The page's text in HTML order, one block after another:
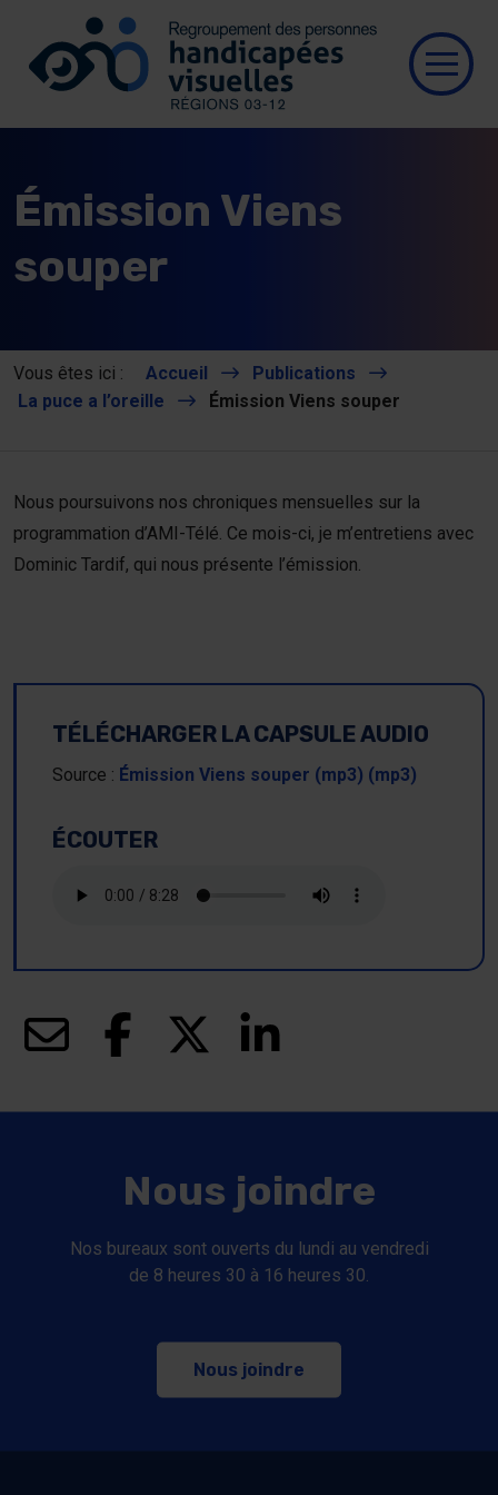
Se connecter
Aller au contenu
Allez à la page d’accueil
Émission Viens
souper
Vous êtes ici : Accueil
Publications
La puce a l’oreille
Émission Viens souper
Nous poursuivons nos chroniques mensuelles sur la
programmation d’AMI-Télé. Ce mois-ci, je m’entretiens avec
Dominic Tardif, qui nous présente l’émission.
TÉLÉCHARGER LA CAPSULE AUDIO
Source : Émission Viens souper (mp3) (mp3)
ÉCOUTER
(ce lien s’ouvrira dans une nouvelle fenêtre)
(ce lien s’ouvrira dans une nouvelle
(ce lien s’ouvrira dans une
Nous joindre
Nos bureaux sont ouverts du lundi au vendredi
de 8 heures 30 à 16 heures 30.
Nous joindre